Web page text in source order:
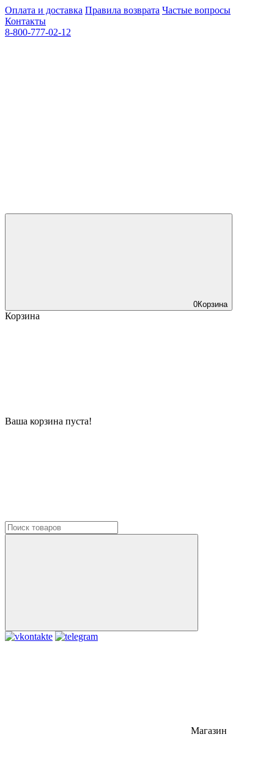
Оплата и доставка Правила возврата Частые вопросы
Контакты
8-800-777-02-12
0Корзина
Корзина
Ваша корзина пуста!
Магазин